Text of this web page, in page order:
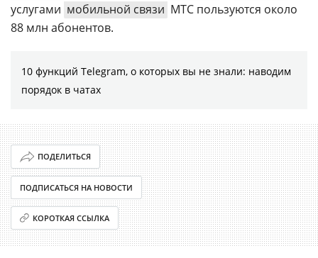
услугами мобильной связи МТС пользуются около
88 млн абонентов.
10 функций Telegram, о которых вы не знали: наводим
порядок в чатах
ПОДЕЛИТЬСЯ
ПОДПИСАТЬСЯ НА НОВОСТИ
КОРОТКАЯ ССЫЛКА